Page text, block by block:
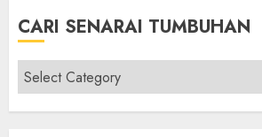
CARI SENARAI TUMBUHAN
Cari
Senarai
Tumbuhan